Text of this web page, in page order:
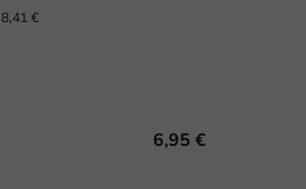
8,41 €
6,95 €